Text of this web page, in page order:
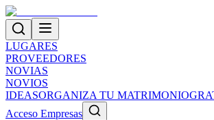
LUGARES
PROVEEDORES
NOVIAS
NOVIOS
IDEASORGANIZA TU MATRIMONIO
Acceso Empresas